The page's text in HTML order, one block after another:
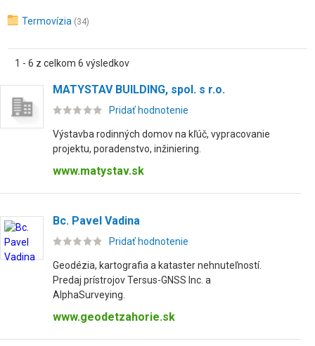
Termovízia (34)
1 - 6 z celkom 6 výsledkov
MATYSTAV BUILDING, spol. s r.o.
Pridať hodnotenie
Výstavba rodinných domov na kľúč, vypracovanie
projektu, poradenstvo, inžiniering.
www.matystav.sk
Bc. Pavel Vadina
Pridať hodnotenie
Geodézia, kartografia a kataster nehnuteľností.
Predaj prístrojov Tersus-GNSS Inc. a
AlphaSurveying.
www.geodetzahorie.sk